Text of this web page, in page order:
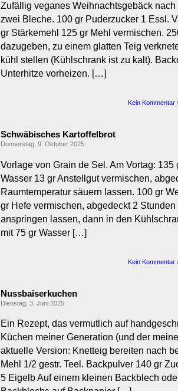
Zufällig veganes Weihnachtsgebäck
zwei Bleche. 100 gr Puderzucker 1 Essl.
gr Stärkemehl 125 gr Mehl vermischen.
dazugeben, zu einem glatten Teig
kühl stellen (Kühlschrank ist zu kalt).
Unterhitze vorheizen. […]
Kein Kommentar
Schwäbisches Kartoffelbrot
Donnerstag, 9. Oktober 2025
Vorlage von Grain de Sel. Am Vortag:
Wasser 13 gr Anstellgut vermischen,
Raumtemperatur säuern lassen. 100 gr
gr Hefe vermischen, abgedeckt 2
anspringen lassen, dann in den
mit 75 gr Wasser […]
Kein Kommentar
Nussbaiserkuchen
Dienstag, 3. Juni 2025
Ein Rezept, das vermutlich auf
Küchen meiner Generation (und der
aktuelle Version: Knetteig bereiten nach
Mehl 1/2 gestr. Teel. Backpulver 140 gr
5 Eigelb Auf einem kleinen Backblech